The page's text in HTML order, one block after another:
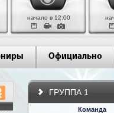
начало в 12:00
Официально
ГРУППА 1
Команда